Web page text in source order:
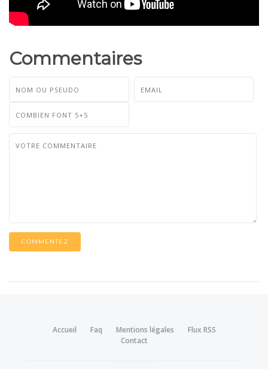
Commentaires
COMMENTEZ
Accueil Faq Mentions légales
Flux RSS
Contact